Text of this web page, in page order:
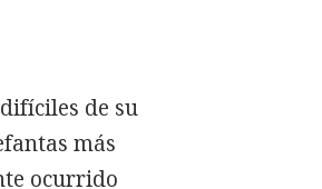
de su
más
ocurrido